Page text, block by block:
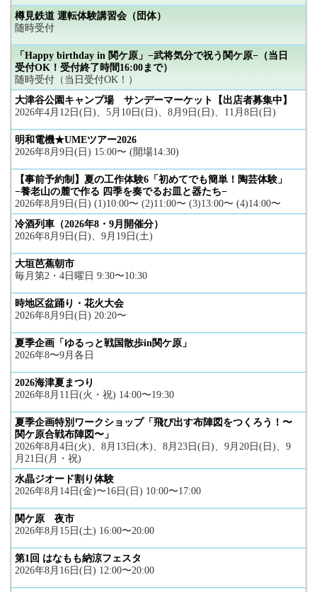
樽見鉄道 運転体験講習会（団体）
随時受付
「Happy birthday in 関ケ原」−武将気分で祝う関ケ原−（当日
受付OK！受付終了時間16:00まで）
随時受付（当日受付OK！）
大津谷公園キャンプ場 サンデーマーケット【出店者募集中】
2026年4月12日(日)、5月10日(日)、8月9日(日)、11月8日(日)
明和電機★UMEツアー2026
2026年8月9日(日) 15:00〜 (開場14:30)
【事前予約制】夏の工作体験6「初めてでも簡単！陶芸体験」
−養老山の麓で作る 四季を奏でるお皿と器たち−
2026年8月9日(日) (1)10:00〜 (2)11:00〜 (3)13:00〜 (4)14:00〜
冷酒列車（2026年8・9月開催分）
2026年8月9日(日)、9月19日(土)
大垣芭蕉朝市
毎月第2・4日曜日 9:30〜10:30
時地区盆踊り・花火大会
2026年8月9日(日) 20:20〜
夏季企画「ゆるっと戦国散歩in関ケ原」
2026年8〜9月各日
2026海津夏まつり
2026年8月11日(火・祝) 14:00〜19:30
夏季企画特別ワークショップ「飛び出す布陣図をつくろう！〜
関ケ原合戦布陣図〜」
2026年8月4日(火)、8月13日(木)、8月23日(日)、9月20日(日)、9
月21日(月・祝)
水晶ジオード割り体験
2026年8月14日(金)〜16日(日) 10:00〜17:00
関ケ原 夜市
2026年8月15日(土) 16:00〜20:00
第1回 はなもも納涼フェスタ
2026年8月16日(日) 12:00〜20:00